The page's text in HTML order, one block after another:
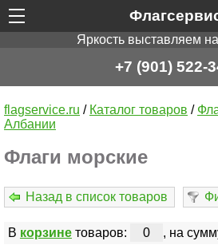
Яркость выставляем
+7 (901) 522-
flagservice.ru / Каталог товаров /
Албании
Флаги морские
Назад в список товаров
В корзинетоваров: 0 , на